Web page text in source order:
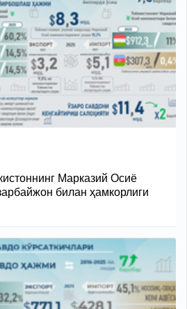
Марказий Осиё
билан ҳамкорлиги